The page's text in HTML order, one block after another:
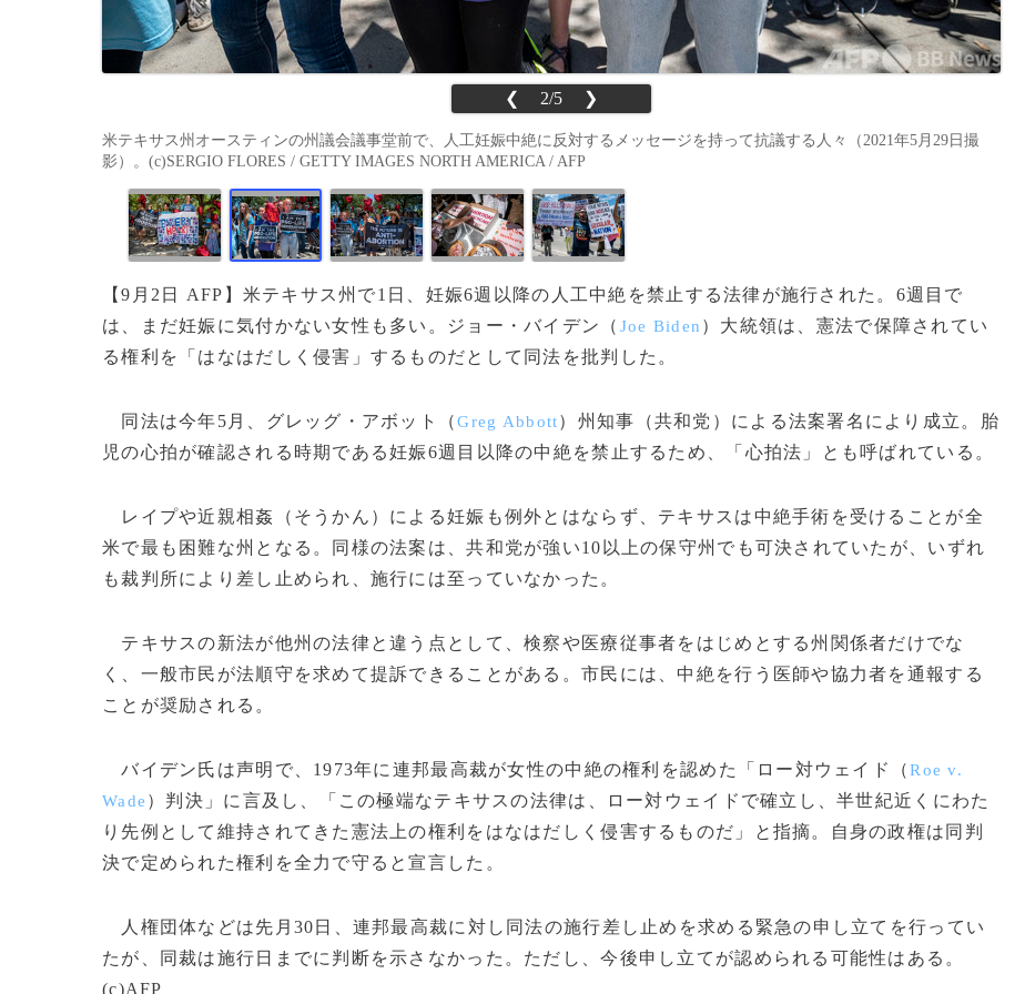
❮ 2/5 ❯
米テキサス州オースティンの州議会議事堂前で、人工妊娠中絶に反対するメッセージを持って抗議する人々（2021年5月29日撮
影）。(c)SERGIO FLORES / GETTY IMAGES NORTH AMERICA / AFP
【9月2日 AFP】米テキサス州で1日、妊娠6週以降の人工中絶を禁止する法律が施行された。6週目で
は、まだ妊娠に気付かない女性も多い。ジョー・バイデン（ Joe Biden ）大統領は、憲法で保障されてい
る権利を「はなはだしく侵害」するものだとして同法を批判した。
同法は今年5月、グレッグ・アボット（Greg Abbott）州知事（共和党）による法案署名により成立。胎
児の心拍が確認される時期である妊娠6週目以降の中絶を禁止するため、「心拍法」とも呼ばれている。
レイプや近親相姦（そうかん）による妊娠も例外とはならず、テキサスは中絶手術を受けることが全
米で最も困難な州となる。同様の法案は、共和党が強い10以上の保守州でも可決されていたが、いずれ
も裁判所により差し止められ、施行には至っていなかった。
テキサスの新法が他州の法律と違う点として、検察や医療従事者をはじめとする州関係者だけでな
く、一般市民が法順守を求めて提訴できることがある。市民には、中絶を行う医師や協力者を通報する
ことが奨励される。
バイデン氏は声明で、1973年に連邦最高裁が女性の中絶の権利を認めた「ロー対ウェイド（Roe v.
Wade ）判決」に言及し、「この極端なテキサスの法律は、ロー対ウェイドで確立し、半世紀近くにわた
り先例として維持されてきた憲法上の権利をはなはだしく侵害するものだ」と指摘。自身の政権は同判
決で定められた権利を全力で守ると宣言した。
人権団体などは先月30日、連邦最高裁に対し同法の施行差し止めを求める緊急の申し立てを行ってい
たが、同裁は施行日までに判断を示さなかった。ただし、今後申し立てが認められる可能性はある。
(c)AFP